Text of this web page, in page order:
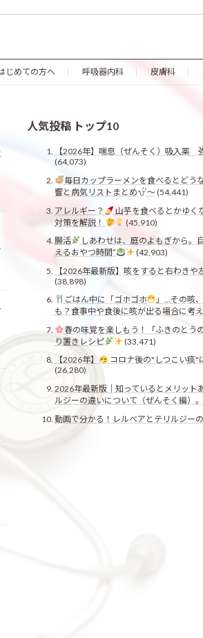
じめての方へ 呼吸器内科 皮膚科
人気投稿 トップ10
【2026年】喘息（ぜんそく）吸入薬
(64,073)
毎日カップラーメンを食べるとどう
響と病気リストまとめ
〜(54,441)
アレルギー？
山芋を食べるとかゆく
対策を解説！
(45,910)
腸活
しあわせは、庭のよもぎから。
えるおやつ時間”
(42,903)
【2026年最新版】咳をすると右わきや
(38,898)
ごはん中に「ゴホゴホ
」…その咳
も？食事中や食後に咳が出る場合に考
春の味覚を楽しもう！「ふきのとう
り置きレシピ
(33,471)
【2026年】
コロナ後の"しつこい痰"
(26,280)
2026年最新版｜知っているとメリット
ルジーの違いについて（ぜんそく編）。
動画で分かる！レルベアとテリルジー